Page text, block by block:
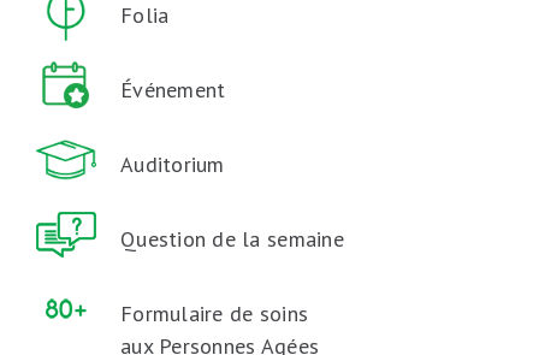
Folia
Événement
Auditorium
Question de la semaine
Formulaire de soins
aux Personnes Agées